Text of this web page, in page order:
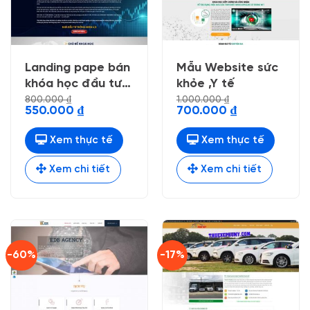
Landing pape bán
khóa học đầu tư
doanh nhân
800.000₫
Giá
là:
800.000 ₫.
550.000 ₫Giá
hiện
tại
là:
550.000 ₫.
Xem thực tế
Xem chi tiết
Mẫu Website sức
khỏe ,Y tế
1.000.000₫
Giá
là:
1.000.000 ₫.
700.000 ₫Giá
hiện
tại
là:
700.000 ₫.
Xem thực tế
Xem chi tiết
-60% -17%